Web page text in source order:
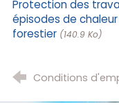
Protection des
épisodes de
forestier (140.9 Ko)
Conditions